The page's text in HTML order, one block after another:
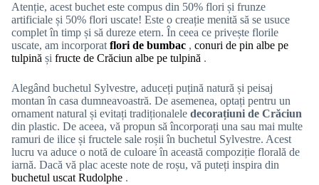
Atenție, acest buchet este compus din 50% flori și frunze
artificiale și 50% flori uscate! Este o creație menită să se usuce
complet în timp și să dureze etern. În ceea ce privește florile
uscate, am incorporat flori de bumbac , conuri de pin albe pe
tulpină și fructe de Crăciun albe pe tulpină .
Alegând buchetul Sylvestre, aduceți puțină natură și peisaj
montan în casa dumneavoastră. De asemenea, optați pentru un
ornament natural și evitați tradiționalele decorațiuni de Crăciun
din plastic. De aceea, vă propun să încorporați una sau mai multe
ramuri de ilice și fructele sale roșii în buchetul Sylvestre. Acest
lucru va aduce o notă de culoare în această compoziție florală de
iarnă. Dacă vă plac aceste note de roșu, vă puteți inspira din
buchetul uscat Rudolphe .